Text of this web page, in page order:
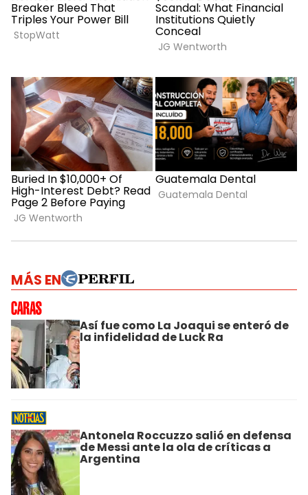
MÁS EN
Así fue como La Joaqui se enteró de
la infidelidad de Luck Ra
Antonela Roccuzzo salió en defensa
de Messi ante la ola de críticas a
Argentina